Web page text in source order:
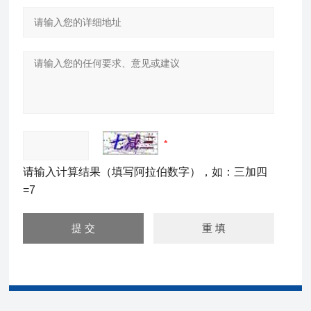
请输入计算结果（填写阿拉伯数字），如：三加四
=7